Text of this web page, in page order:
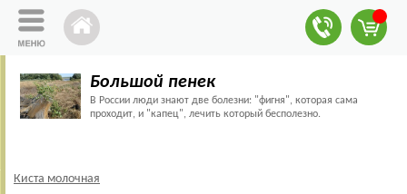
Большой пенек
В России люди знают две болезни: "фигня", которая сама
проходит, и "капец", лечить который бесполезно.
Киста молочная